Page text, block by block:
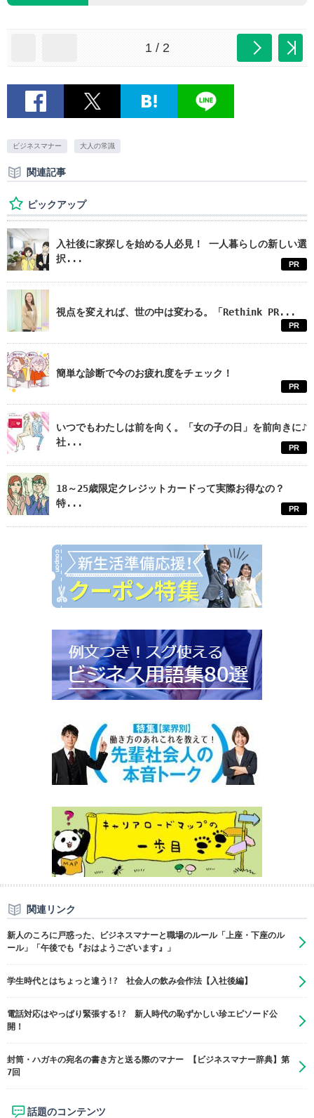
1 / 2
ビジネスマナー 大人の常識
関連記事
ピックアップ
入社後に家探しを始める人必見！ 一人暮らしの新しい選
択...
PR
視点を変えれば、世の中は変わる。「Rethink PR...
PR
簡単な診断で今のお疲れ度をチェック！
PR
いつでもわたしは前を向く。「女の子の日」を前向きに♪
社...
PR
18～25歳限定クレジットカードって実際お得なの？
特...
PR
関連リンク
新人のころに戸惑った、ビジネスマナーと職場のルール「上座・下座のル
ール」「午後でも『おはようございます』」
学生時代とはちょっと違う!? 社会人の飲み会作法【入社後編】
電話対応はやっぱり緊張する!? 新人時代の恥ずかしい珍エピソード公
開！
封筒・ハガキの宛名の書き方と送る際のマナー 【ビジネスマナー辞典】第
7回
話題のコンテンツ